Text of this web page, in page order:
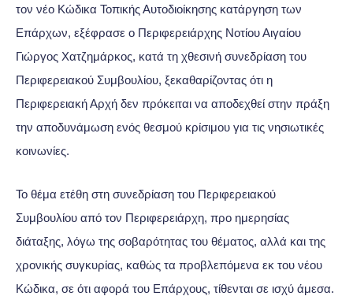
τον νέο Κώδικα Τοπικής Αυτοδιοίκησης κατάργηση των
Επάρχων, εξέφρασε ο Περιφερειάρχης Νοτίου Αιγαίου
Γιώργος Χατζημάρκος, κατά τη χθεσινή συνεδρίαση του
Περιφερειακού Συμβουλίου, ξεκαθαρίζοντας ότι η
Περιφερειακή Αρχή δεν πρόκειται να αποδεχθεί στην πράξη
την αποδυνάμωση ενός θεσμού κρίσιμου για τις νησιωτικές
κοινωνίες.
Το θέμα ετέθη στη συνεδρίαση του Περιφερειακού
Συμβουλίου από τον Περιφερειάρχη, προ ημερησίας
διάταξης, λόγω της σοβαρότητας του θέματος, αλλά και της
χρονικής συγκυρίας, καθώς τα προβλεπόμενα εκ του νέου
Κώδικα, σε ότι αφορά του Επάρχους, τίθενται σε ισχύ άμεσα.